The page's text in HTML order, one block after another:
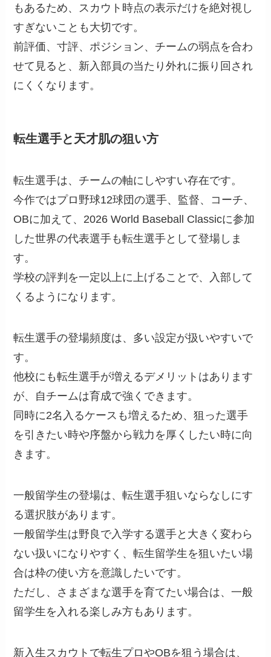
もあるため、スカウト時点の表示だけを絶対視し
すぎないことも大切です。
前評価、寸評、ポジション、チームの弱点を合わ
せて見ると、新入部員の当たり外れに振り回され
にくくなります。
転生選手と天才肌の狙い方
転生選手は、チームの軸にしやすい存在です。
今作ではプロ野球12球団の選手、監督、コーチ、
OBに加えて、2026 World Baseball Classicに参加
した世界の代表選手も転生選手として登場しま
す。
学校の評判を一定以上に上げることで、入部して
くるようになります。
転生選手の登場頻度は、多い設定が扱いやすいで
す。
他校にも転生選手が増えるデメリットはあります
が、自チームは育成で強くできます。
同時に2名入るケースも増えるため、狙った選手
を引きたい時や序盤から戦力を厚くしたい時に向
きます。
一般留学生の登場は、転生選手狙いならなしにす
る選択肢があります。
一般留学生は野良で入学する選手と大きく変わら
ない扱いになりやすく、転生留学生を狙いたい場
合は枠の使い方を意識したいです。
ただし、さまざまな選手を育てたい場合は、一般
留学生を入れる楽しみ方もあります。
新入生スカウトで転生プロやOBを狙う場合は、